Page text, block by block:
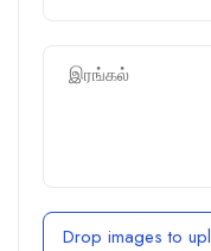
Drop images to